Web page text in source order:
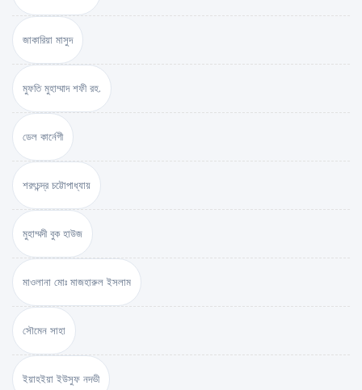
জাকারিয়া মাসুদ
মুফতি মুহাম্মাদ শফী রহ.
ডেল কার্নেগী
শরৎচন্দ্র চট্টোপাধ্যায়
মুহাম্মদী বুক হাউজ
মাওলানা মোঃ মাজহারুল ইসলাম
সৌমেন সাহা
ইয়াহইয়া ইউসুফ নদভী